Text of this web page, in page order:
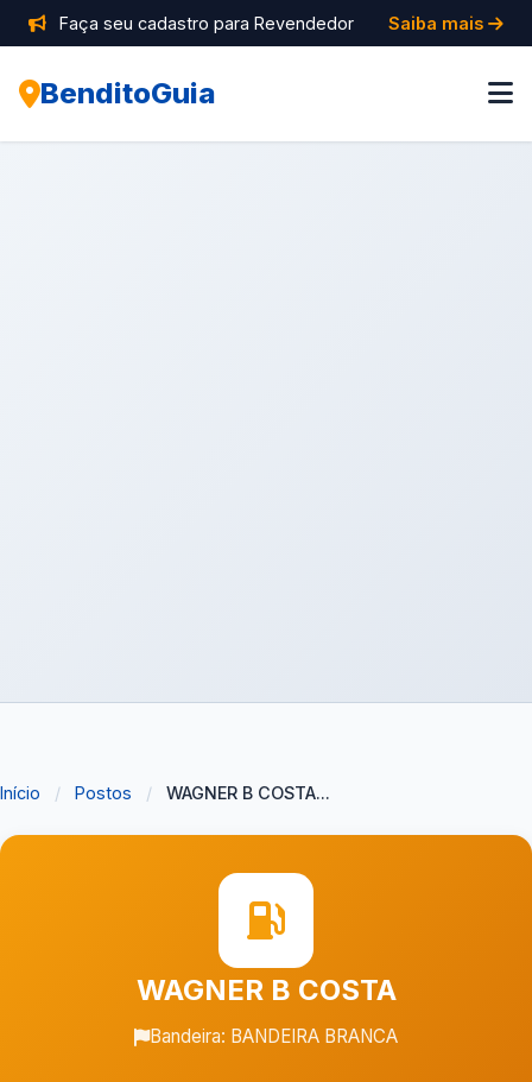
Faça seu cadastro para Revendedor Saiba mais
BenditoGuia
Início / Postos / WAGNER B COSTA...
WAGNER B COSTA
Bandeira: BANDEIRA BRANCA